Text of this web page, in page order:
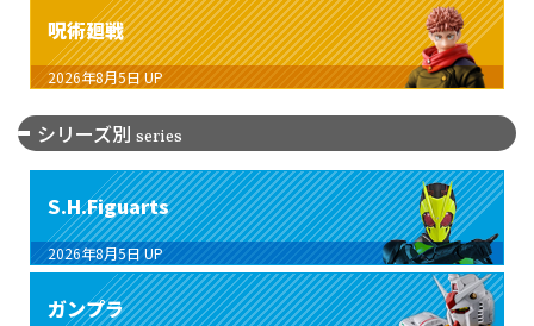
呪術廻戦
2026年8月5日 UP
シリーズ別 series
S.H.Figuarts
2026年8月5日 UP
ガンプラ